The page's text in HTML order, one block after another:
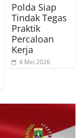
Polda Siap
Tindak Tegas
Praktik
Percaloan
Kerja
4 Mei 2026